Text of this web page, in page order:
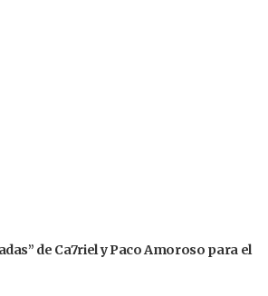
de Ca7riel y Paco Amoroso para el